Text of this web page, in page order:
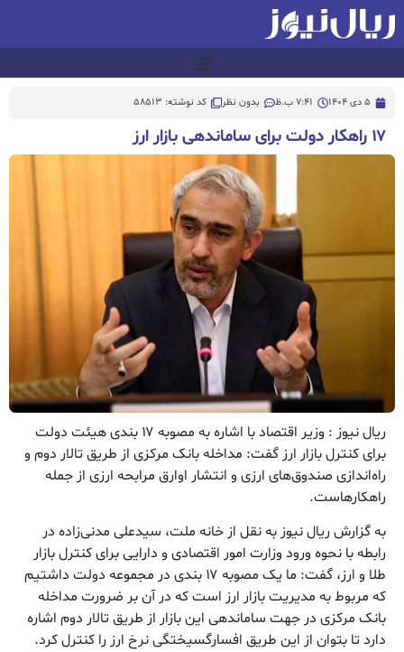
5 دی 1404 7:41 ب.ظ بدون نظر کد نوشته: 58513
۱۷ راهکار دولت برای ساماندهی بازار ارز
ریال نیوز : وزیر اقتصاد با اشاره به مصوبه ۱۷ بندی هیئت دولت
برای کنترل بازار ارز گفت: مداخله بانک مرکزی از طریق تالار دوم و
راه‌اندازی صندوق‌های ارزی و انتشار اوارق مرابحه ارزی از جمله
راهکارهاست.
به گزارش ریال نیوز به نقل از خانه ملت، سیدعلی مدنی‌زاده در
رابطه با نحوه ورود وزارت امور اقتصادی و دارایی برای کنترل بازار
طلا و ارز، گفت: ما یک مصوبه ۱۷ بندی در مجموعه دولت داشتیم
که مربوط به مدیریت بازار ارز است که در آن بر ضرورت مداخله
بانک مرکزی در جهت ساماندهی این بازار از طریق تالار دوم اشاره
دارد تا بتوان از این طریق افسارگسیختگی نرخ ارز را کنترل کرد.